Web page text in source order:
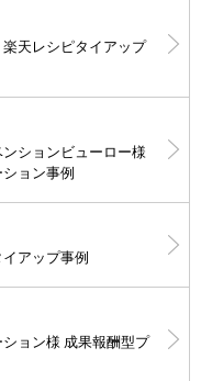
天レシピタイアップ
ンションビューロー様
ョン事例
アップ事例
ョン様 成果報酬型プ